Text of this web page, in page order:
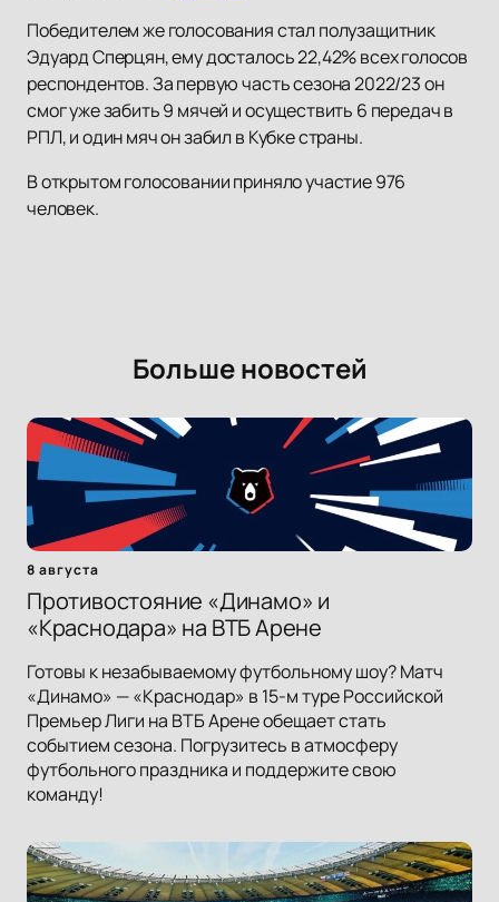
Победителем же голосования стал полузащитник
Эдуард Сперцян, ему досталось 22,42% всех голосов
респондентов. За первую часть сезона 2022/23 он
смог уже забить 9 мячей и осуществить 6 передач в
РПЛ, и один мяч он забил в Кубке страны.
В открытом голосовании приняло участие 976
человек.
Больше новостей
8 августа
Противостояние «Динамо» и
«Краснодара» на ВТБ Арене
Готовы к незабываемому футбольному шоу? Матч
«Динамо» — «Краснодар» в 15-м туре Российской
Премьер Лиги на ВТБ Арене обещает стать
событием сезона. Погрузитесь в атмосферу
футбольного праздника и поддержите свою
команду!